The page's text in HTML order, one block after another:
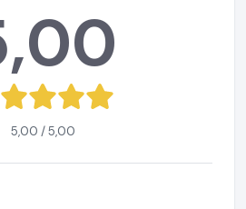
5,00 / 5,00